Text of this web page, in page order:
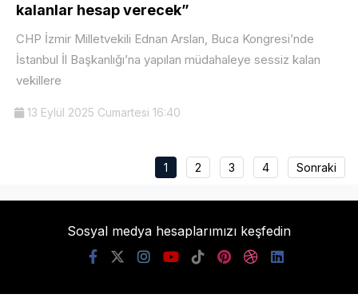
kalanlar hesap verecek”
CHP İzmir Milletvekili Ednan Arslan, Buca Kongresi’nde
İstanbul İl Başkanlığı’na yapılan müdahaleye sessiz kalan
vekillere
13 Eylül 2025 Cumartesi 16:40
1 2 3 4 Sonraki
Sosyal medya hesaplarımızı keşfedin